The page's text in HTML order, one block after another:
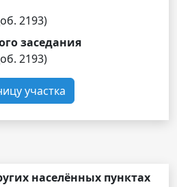
2193)
заседания
2193)
участка
населённых пунктах